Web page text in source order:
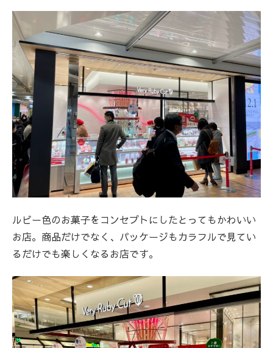
ルビー色のお菓子をコンセプトにしたとってもかわいい
お店。商品だけでなく、パッケージもカラフルで見てい
るだけでも楽しくなるお店です。